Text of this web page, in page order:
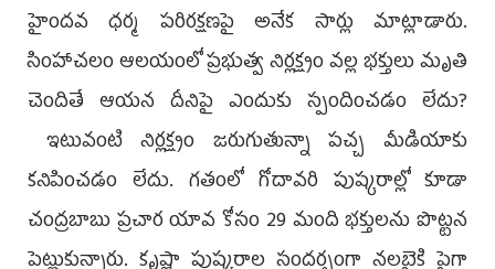
హైందవ ధర్మ పరిరక్షణపై అనేక సార్లు మాట్లాడారు.
సింహాచలం ఆలయంలో ప్రభుత్వ నిర్లక్ష్యం వల్ల భక్తులు మృతి
చెందితే ఆయన దీనిపై ఎందుకు స్పందించడం లేదు?
ఇటువంటి నిర్లక్ష్యం జరుగుతున్నా పచ్చ మీడియాకు
కనిపించడం లేదు. గతంలో గోదావరి పుష్కరాల్లో కూడా
చంద్రబాబు ప్రచార యావ కోసం 29 మంది భక్తులను పొట్టన